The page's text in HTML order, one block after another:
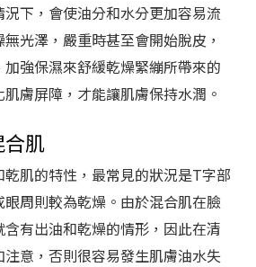
下，會使油分和水分更加容易流
光澤，嚴重時甚至會開始脫皮，
強保濕來舒緩乾燥緊繃所帶來的
膚屏障，才能讓肌膚保持水潤。
肌
肌的特性，最常見的狀況是T字部
周則較為乾燥。由於混合肌在臉
有出油和乾燥的情形，因此在清
意，否則很容易發生肌膚油水失